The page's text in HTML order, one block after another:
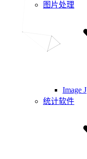
图片处理
Image J
统计软件